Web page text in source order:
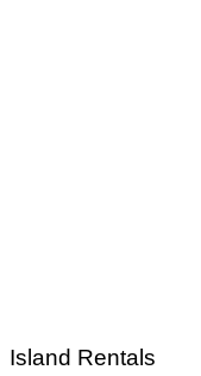
Island Rentals